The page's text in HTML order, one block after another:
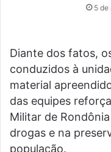
5 de
Diante dos fatos,
conduzidos à
material
das equipes
Militar de
drogas e na
população.